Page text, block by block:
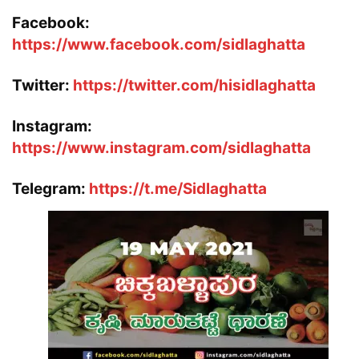
Facebook:
https://www.facebook.com/sidlaghatta
Twitter: https://twitter.com/hisidlaghatta
Instagram:
https://www.instagram.com/sidlaghatta
Telegram: https://t.me/Sidlaghatta